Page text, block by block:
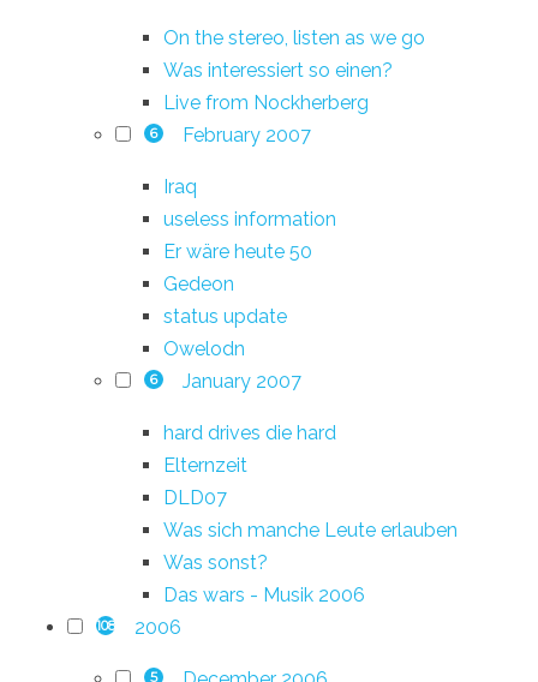
On the stereo, listen as we go
Was interessiert so einen?
Live from Nockherberg
6 February 2007
Iraq
useless information
Er wäre heute 50
Gedeon
status update
Owelodn
6 January 2007
hard drives die hard
Elternzeit
DLD07
Was sich manche Leute erlauben
Was sonst?
Das wars - Musik 2006
108 2006
5